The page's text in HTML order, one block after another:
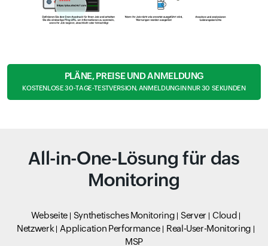
PLÄNE, PREISE UND ANMELDUNG
KOSTENLOSE 30-TAGE-TESTVERSION, ANMELDUNG IN NUR 30 SEKUNDEN
All-in-One-Lösung für das
Monitoring
Webseite Synthetisches Monitoring Server
Cloud
Netzwerk
Application Performance
Real-User-Monitoring
MSP